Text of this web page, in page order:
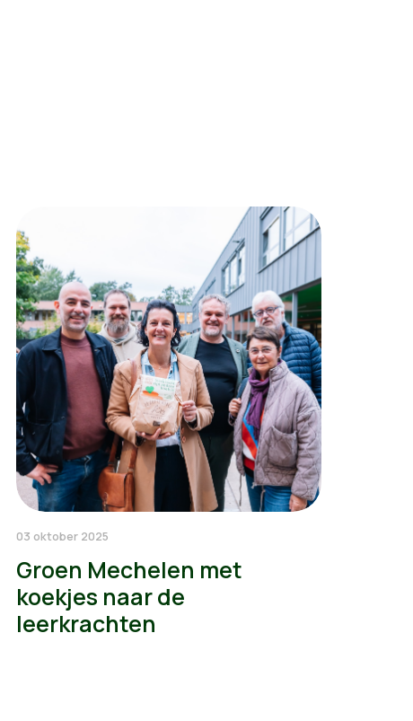
03 oktober 2025
Groen Mechelen met
koekjes naar de
leerkrachten